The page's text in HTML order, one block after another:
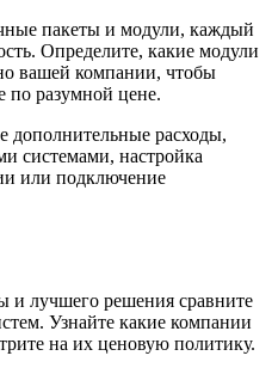
пакеты и модули, каждый
Определите, какие модули
вашей компании, чтобы
по разумной цене.
дополнительные расходы,
системами, настройка
или подключение
и лучшего решения сравните
Узнайте какие компании
на их ценовую политику.